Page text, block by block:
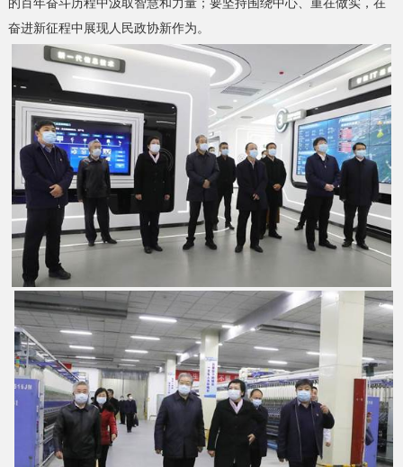
奋进新征程中展现人民政协新作为。